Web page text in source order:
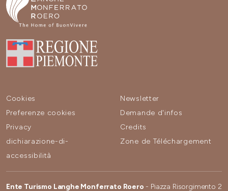
Cookies
Preferenze cookies
Privacy
dichiarazione-di-
accessibilità
Newsletter
Demande d'infos
Credits
Zone de Téléchargement
Ente Turismo Langhe Monferrato Roero - Piazza Risorgimento 2